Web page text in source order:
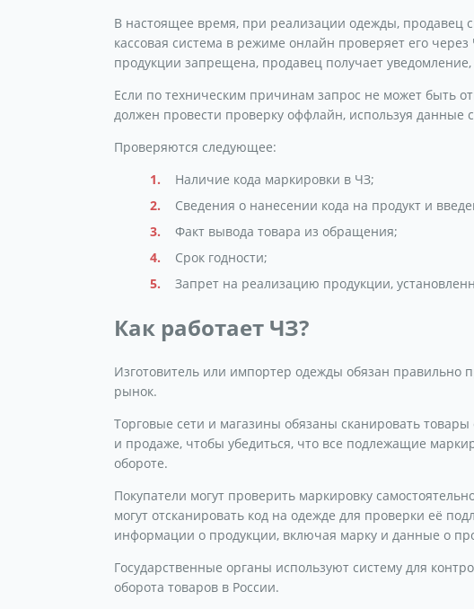
В настоящее время, при реализации одежды, продавец
кассовая система в режиме онлайн проверяет его
продукции запрещена, продавец получает
Если по техническим причинам запрос не может быть
должен провести проверку оффлайн, используя данные
Проверяются следующее:
Наличие кода маркировки в ЧЗ;
Сведения о нанесении кода на продукт и
Факт вывода товара из обращения;
Срок годности;
Запрет на реализацию продукции,
Как работает ЧЗ?
Изготовитель или импортер одежды обязан правильно
рынок.
Торговые сети и магазины обязаны сканировать
и продаже, чтобы убедиться, что все подлежащие
обороте.
Покупатели могут проверить маркировку
могут отсканировать код на одежде для проверки её
информации о продукции, включая марку и данные о
Государственные органы используют систему для
оборота товаров в России.